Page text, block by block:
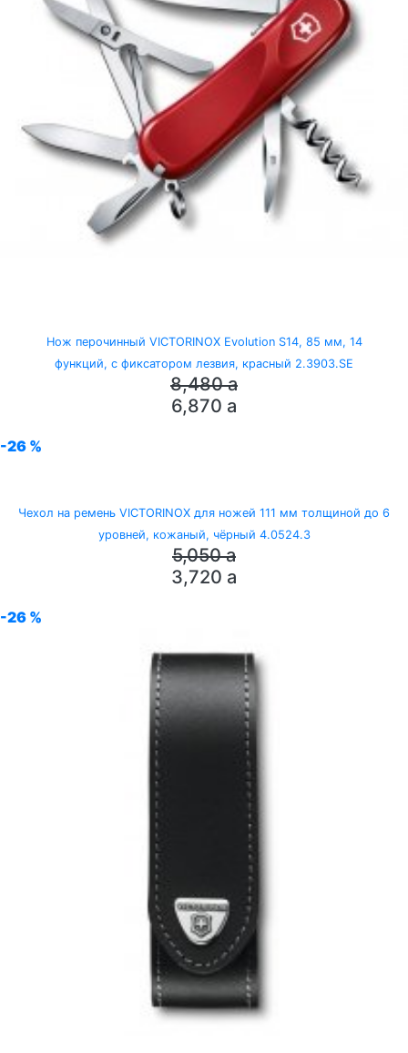
Нож перочинный VICTORINOX Evolution S14, 85 мм, 14
функций, с фиксатором лезвия, красный 2.3903.SE
8,480a
6,870 a
-26 %
Чехол на ремень VICTORINOX для ножей 111 мм толщиной до 6
уровней, кожаный, чёрный 4.0524.3
5,050a
3,720 a
-26 %